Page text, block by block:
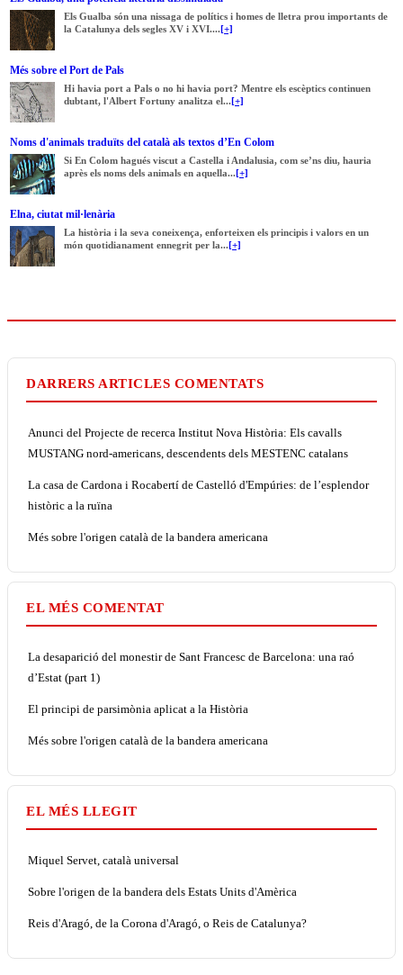
Els Gualba són una nissaga de polítics i homes de lletra prou importants de
la Catalunya dels segles XV i XVI....[+]
Més sobre el Port de Pals
Hi havia port a Pals o no hi havia port? Mentre els escèptics continuen
dubtant, l'Albert Fortuny analitza el...[+]
Noms d'animals traduïts del català als textos d’En Colom
Si En Colom hagués viscut a Castella i Andalusia, com se’ns diu, hauria
après els noms dels animals en aquella...[+]
Elna, ciutat mil·lenària
La història i la seva coneixença, enforteixen els principis i valors en un
món quotidianament ennegrit per la...[+]
DARRERS ARTICLES COMENTATS
Anunci del Projecte de recerca Institut Nova Història: Els cavalls
MUSTANG nord-americans, descendents dels MESTENC catalans
La casa de Cardona i Rocabertí de Castelló d'Empúries: de l’esplendor
històric a la ruïna
Més sobre l'origen català de la bandera americana
EL MÉS COMENTAT
La desaparició del monestir de Sant Francesc de Barcelona: una raó
d’Estat (part 1)
El principi de parsimònia aplicat a la Història
Més sobre l'origen català de la bandera americana
EL MÉS LLEGIT
Miquel Servet, català universal
Sobre l'origen de la bandera dels Estats Units d'Amèrica
Reis d'Aragó, de la Corona d'Aragó, o Reis de Catalunya?